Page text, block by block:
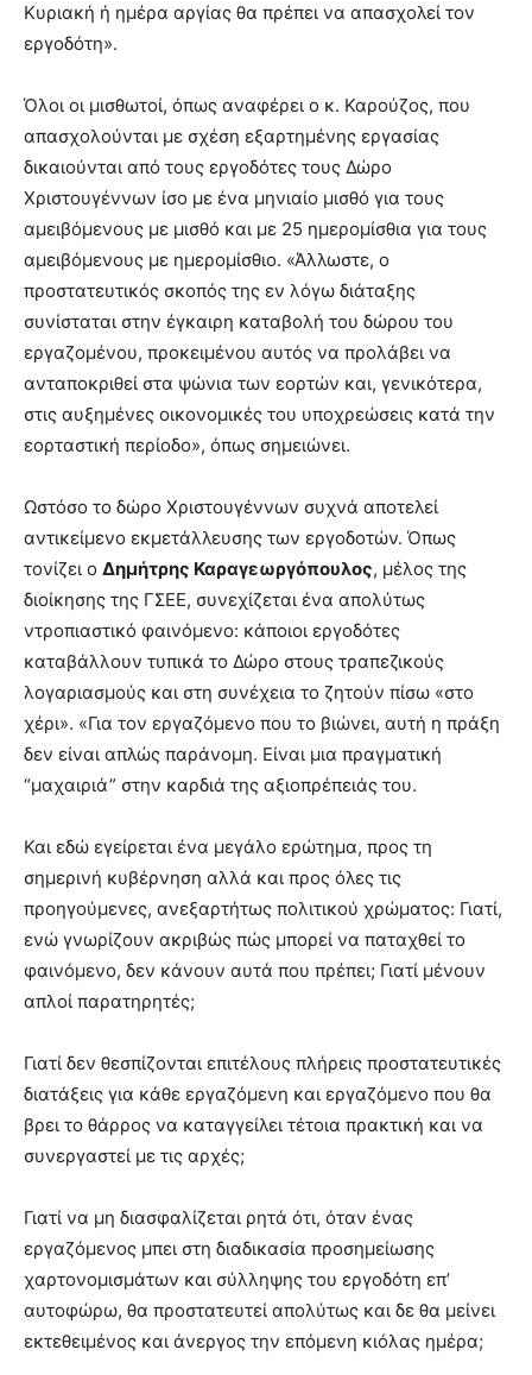
Κυριακή ή ημέρα αργίας θα πρέπει να απασχολεί τον
εργοδότη».
Όλοι οι μισθωτοί, όπως αναφέρει ο κ. Καρούζος, που
απασχολούνται με σχέση εξαρτημένης εργασίας
δικαιούνται από τους εργοδότες τους Δώρο
Χριστουγέννων ίσο με ένα μηνιαίο μισθό για τους
αμειβόμενους με μισθό και με 25 ημερομίσθια για τους
αμειβόμενους με ημερομίσθιο. «Άλλωστε, ο
προστατευτικός σκοπός της εν λόγω διάταξης
συνίσταται στην έγκαιρη καταβολή του δώρου του
εργαζομένου, προκειμένου αυτός να προλάβει να
ανταποκριθεί στα ψώνια των εορτών και, γενικότερα,
στις αυξημένες οικονομικές του υποχρεώσεις κατά την
εορταστική περίοδο», όπως σημειώνει.
Ωστόσο το δώρο Χριστουγέννων συχνά αποτελεί
αντικείμενο εκμετάλλευσης των εργοδοτών. Όπως
τονίζει ο Δημήτρης Καραγεωργόπουλος, μέλος της
διοίκησης της ΓΣΕΕ, συνεχίζεται ένα απολύτως
ντροπιαστικό φαινόμενο: κάποιοι εργοδότες
καταβάλλουν τυπικά το Δώρο στους τραπεζικούς
λογαριασμούς και στη συνέχεια το ζητούν πίσω «στο
χέρι». «Για τον εργαζόμενο που το βιώνει, αυτή η πράξη
δεν είναι απλώς παράνομη. Είναι μια πραγματική
“μαχαιριά” στην καρδιά της αξιοπρέπειάς του.
Και εδώ εγείρεται ένα μεγάλο ερώτημα, προς τη
σημερινή κυβέρνηση αλλά και προς όλες τις
προηγούμενες, ανεξαρτήτως πολιτικού χρώματος: Γιατί,
ενώ γνωρίζουν ακριβώς πώς μπορεί να παταχθεί το
φαινόμενο, δεν κάνουν αυτά που πρέπει; Γιατί μένουν
απλοί παρατηρητές;
Γιατί δεν θεσπίζονται επιτέλους πλήρεις προστατευτικές
διατάξεις για κάθε εργαζόμενη και εργαζόμενο που θα
βρει το θάρρος να καταγγείλει τέτοια πρακτική και να
συνεργαστεί με τις αρχές;
Γιατί να μη διασφαλίζεται ρητά ότι, όταν ένας
εργαζόμενος μπει στη διαδικασία προσημείωσης
χαρτονομισμάτων και σύλληψης του εργοδότη επ’
αυτοφώρω, θα προστατευτεί απολύτως και δε θα μείνει
εκτεθειμένος και άνεργος την επόμενη κιόλας ημέρα;